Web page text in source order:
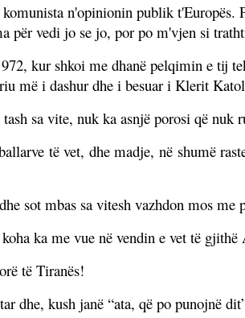
n'opinionin publik
për vedi jo se jo, por po m'vjen si
kur shkoi me dhanë pelqimin e tij
më i dashur dhe i besuar i Klerit
sa vite, nuk ka asnjë porosi që
të vet, dhe madje, në shumë
sot mbas sa vitesh vazhdon mos
ka me vue në vendin e vet të
të Tiranës!
kush janë “ata, që po punojnë